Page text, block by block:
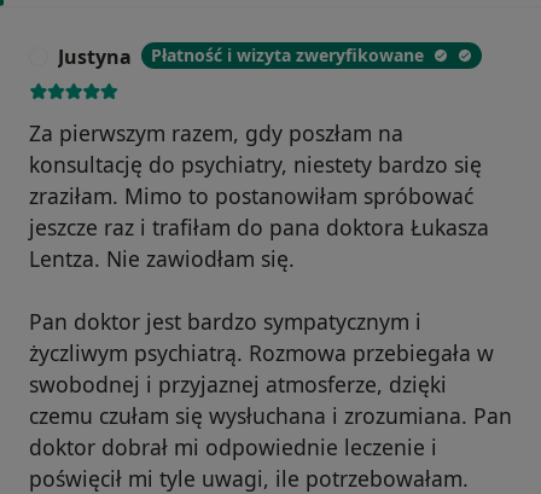
Justyna Płatność i wizyta zweryfikowane
Za pierwszym razem, gdy poszłam na
konsultację do psychiatry, niestety bardzo się
zraziłam. Mimo to postanowiłam spróbować
jeszcze raz i trafiłam do pana doktora Łukasza
Lentza. Nie zawiodłam się.
Pan doktor jest bardzo sympatycznym i
życzliwym psychiatrą. Rozmowa przebiegała w
swobodnej i przyjaznej atmosferze, dzięki
czemu czułam się wysłuchana i zrozumiana. Pan
doktor dobrał mi odpowiednie leczenie i
poświęcił mi tyle uwagi, ile potrzebowałam.